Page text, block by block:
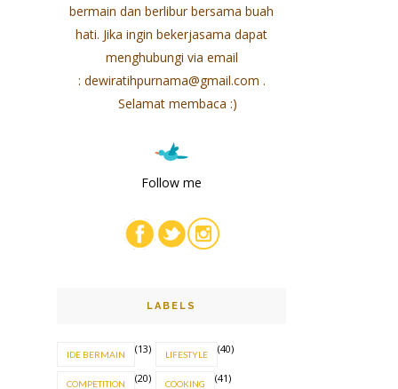
bermain dan berlibur bersama buah
hati. Jika ingin bekerjasama dapat
menghubungi via email
: dewiratihpurnama@gmail.com .
Selamat membaca :)
Follow me
LABELS
IDE BERMAIN (13) LIFESTYLE (40)
COMPETITION (20) COOKING (41)